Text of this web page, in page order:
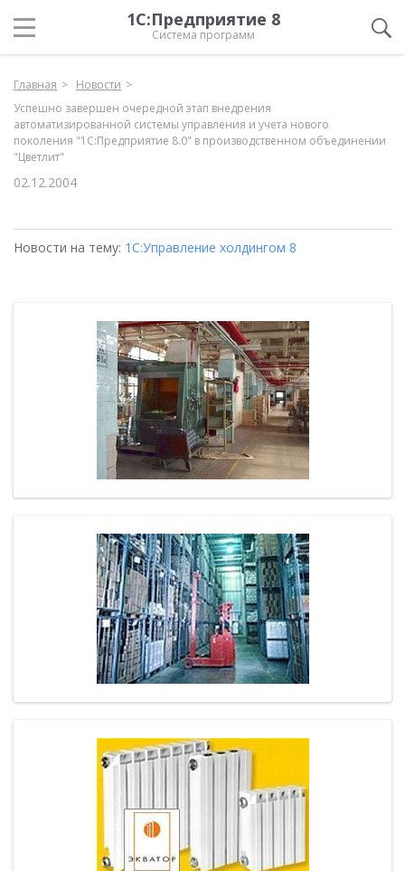
1С:Предприятие 8
Система программ
Главная
Новости
Успешно завершен очередной этап внедрения
автоматизированной системы управления и учета нового
поколения "1С:Предприятие 8.0" в производственном объединении
"Цветлит"
02.12.2004
Новости на тему: 1С:Управление холдингом 8